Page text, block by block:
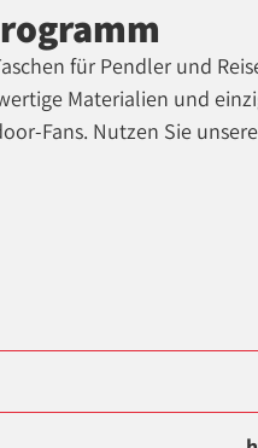
für Pendler und
Materialien und
Fans. Nutzen Sie